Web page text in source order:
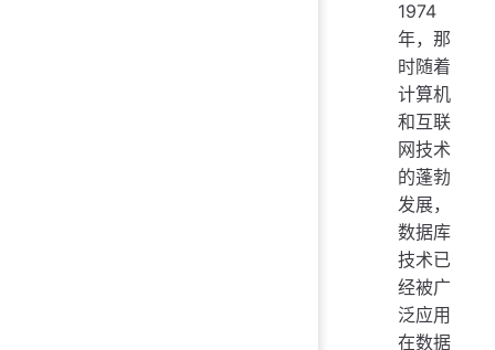
1974
年，那
时随着
计算机
和互联
网技术
的蓬勃
发展，
数据库
技术已
经被广
泛应用
在数据